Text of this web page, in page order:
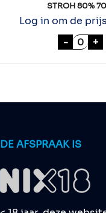
STROH 80%
Log in om de
-
+
DE AFSPRAAK IS